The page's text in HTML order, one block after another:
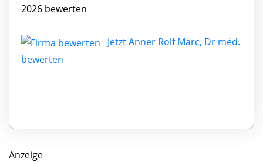
2026 bewerten
Jetzt Anner Rolf Marc, Dr méd.
bewerten
Anzeige